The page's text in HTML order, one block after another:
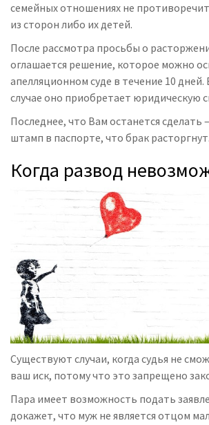
семейных отношениях не
из сторон либо их детей.
После рассмотра просьбы о
оглашается решение, которое можно
апелляционном суде в течение 10
случае оно приобретает юридическую
Последнее, что Вам останется сделать
штамп в паспорте, что брак расторгнут.
Когда развод
Существуют случаи, когда судья не
ваш иск, потому что это запрещено
Пара имеет возможность подать
докажет, что муж не является отцом